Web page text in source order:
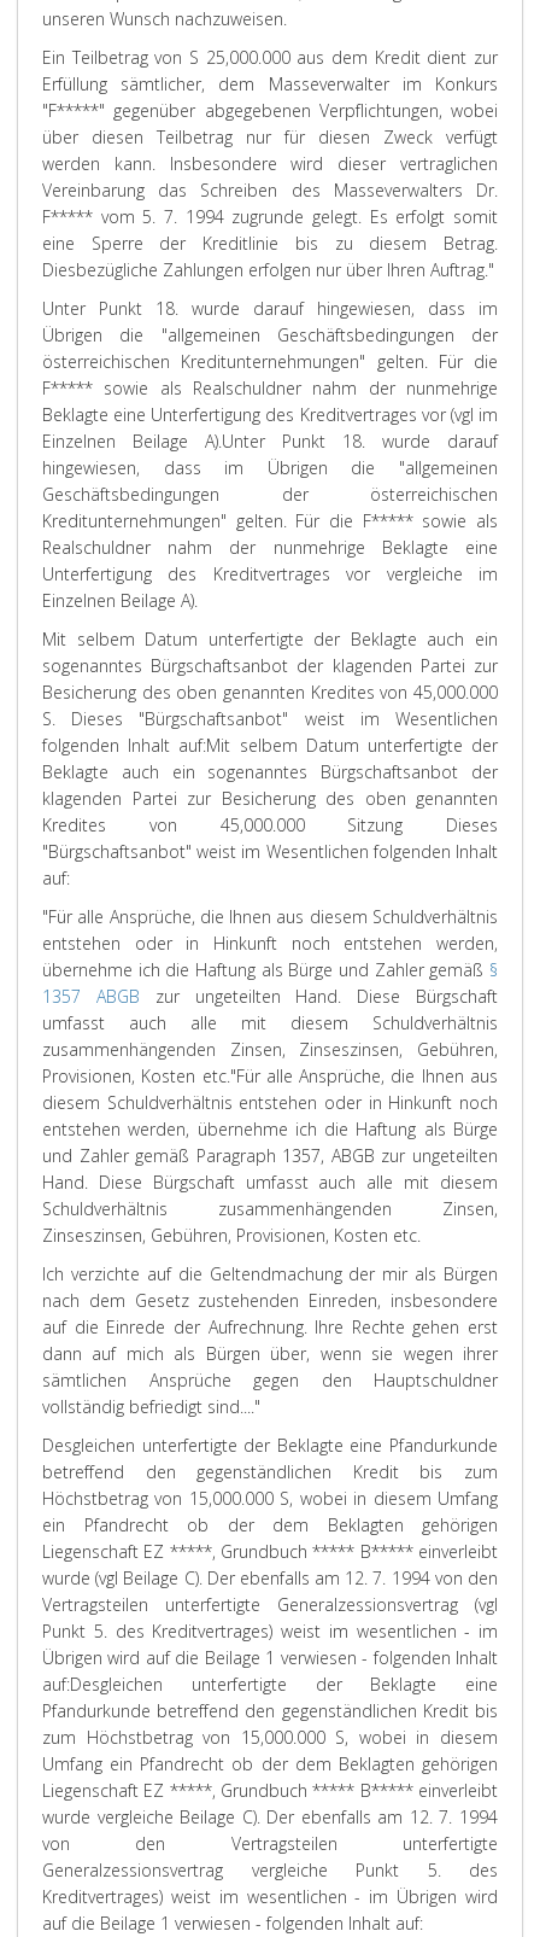
unseren Wunsch nachzuweisen.
Ein Teilbetrag von S 25,000.000 aus dem Kredit dient zur
Erfüllung sämtlicher, dem Masseverwalter im Konkurs
"F*****" gegenüber abgegebenen Verpflichtungen, wobei
über diesen Teilbetrag nur für diesen Zweck verfügt
werden kann. Insbesondere wird dieser vertraglichen
Vereinbarung das Schreiben des Masseverwalters Dr.
F***** vom 5. 7. 1994 zugrunde gelegt. Es erfolgt somit
eine Sperre der Kreditlinie bis zu diesem Betrag.
Diesbezügliche Zahlungen erfolgen nur über Ihren Auftrag."
Unter Punkt 18. wurde darauf hingewiesen, dass im
Übrigen die "allgemeinen Geschäftsbedingungen der
österreichischen Kreditunternehmungen" gelten. Für die
F***** sowie als Realschuldner nahm der nunmehrige
Beklagte eine Unterfertigung des Kreditvertrages vor (vgl im
Einzelnen Beilage A).Unter Punkt 18. wurde darauf
hingewiesen, dass im Übrigen die "allgemeinen
Geschäftsbedingungen der österreichischen
Kreditunternehmungen" gelten. Für die F***** sowie als
Realschuldner nahm der nunmehrige Beklagte eine
Unterfertigung des Kreditvertrages vor vergleiche im
Einzelnen Beilage A).
Mit selbem Datum unterfertigte der Beklagte auch ein
sogenanntes Bürgschaftsanbot der klagenden Partei zur
Besicherung des oben genannten Kredites von 45,000.000
S. Dieses "Bürgschaftsanbot" weist im Wesentlichen
folgenden Inhalt auf:Mit selbem Datum unterfertigte der
Beklagte auch ein sogenanntes Bürgschaftsanbot der
klagenden Partei zur Besicherung des oben genannten
Kredites von 45,000.000 Sitzung Dieses
"Bürgschaftsanbot" weist im Wesentlichen folgenden Inhalt
auf:
"Für alle Ansprüche, die Ihnen aus diesem Schuldverhältnis
entstehen oder in Hinkunft noch entstehen werden,
übernehme ich die Haftung als Bürge und Zahler gemäß §
1357 ABGB zur ungeteilten Hand. Diese Bürgschaft
umfasst auch alle mit diesem Schuldverhältnis
zusammenhängenden Zinsen, Zinseszinsen, Gebühren,
Provisionen, Kosten etc."Für alle Ansprüche, die Ihnen aus
diesem Schuldverhältnis entstehen oder in Hinkunft noch
entstehen werden, übernehme ich die Haftung als Bürge
und Zahler gemäß Paragraph 1357, ABGB zur ungeteilten
Hand. Diese Bürgschaft umfasst auch alle mit diesem
Schuldverhältnis zusammenhängenden Zinsen,
Zinseszinsen, Gebühren, Provisionen, Kosten etc.
Ich verzichte auf die Geltendmachung der mir als Bürgen
nach dem Gesetz zustehenden Einreden, insbesondere
auf die Einrede der Aufrechnung. Ihre Rechte gehen erst
dann auf mich als Bürgen über, wenn sie wegen ihrer
sämtlichen Ansprüche gegen den Hauptschuldner
vollständig befriedigt sind...."
Desgleichen unterfertigte der Beklagte eine Pfandurkunde
betreffend den gegenständlichen Kredit bis zum
Höchstbetrag von 15,000.000 S, wobei in diesem Umfang
ein Pfandrecht ob der dem Beklagten gehörigen
Liegenschaft EZ *****, Grundbuch ***** B***** einverleibt
wurde (vgl Beilage C). Der ebenfalls am 12. 7. 1994 von den
Vertragsteilen unterfertigte Generalzessionsvertrag (vgl
Punkt 5. des Kreditvertrages) weist im wesentlichen - im
Übrigen wird auf die Beilage 1 verwiesen - folgenden Inhalt
auf:Desgleichen unterfertigte der Beklagte eine
Pfandurkunde betreffend den gegenständlichen Kredit bis
zum Höchstbetrag von 15,000.000 S, wobei in diesem
Umfang ein Pfandrecht ob der dem Beklagten gehörigen
Liegenschaft EZ *****, Grundbuch ***** B***** einverleibt
wurde vergleiche Beilage C). Der ebenfalls am 12. 7. 1994
von den Vertragsteilen unterfertigte
Generalzessionsvertrag vergleiche Punkt 5. des
Kreditvertrages) weist im wesentlichen - im Übrigen wird
auf die Beilage 1 verwiesen - folgenden Inhalt auf: